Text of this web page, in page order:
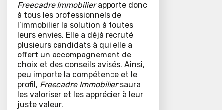
Freecadre Immobilierapporte donc
à tous les professionnels de
l’immobilier la solution à toutes
leurs envies. Elle a déjà recruté
plusieurs candidats à qui elle a
offert un accompagnement de
choix et des conseils avisés. Ainsi,
peu importe la compétence et le
profil, Freecadre Immobiliersaura
les valoriser et les apprécier à leur
juste valeur.